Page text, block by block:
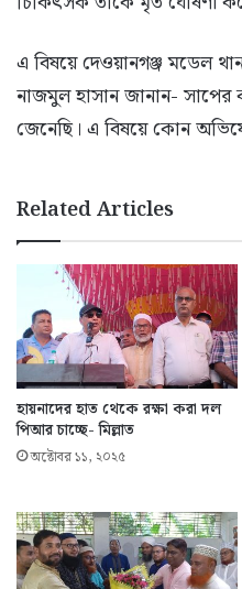
এ বিষয়ে দেওয়ানগঞ্জ মডেল
নাজমুল হাসান জানান-
জেনেছি। এ বিষয়ে কোন
Related Articles
হায়নাদের হাত থেকে রক্ষা করা দল
পিআর চাচ্ছে- মিল্লাত
অক্টোবর ১১, ২০২৫